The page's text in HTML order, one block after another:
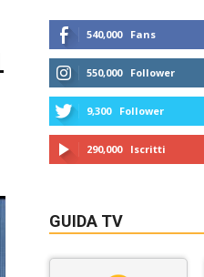
540,000 Fans
550,000 Follower
9,300 Follower
290,000 Iscritti
GUIDA TV